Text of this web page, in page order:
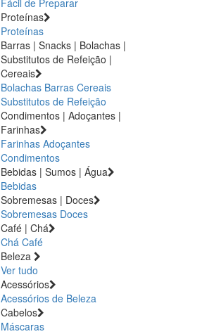
Proteínas
Proteínas
Barras | Snacks | Bolachas |
Substitutos de Refeição |
Cereais
Bolachas Barras Cereais
Substitutos de Refeição
Condimentos | Adoçantes |
Farinhas
Farinhas Adoçantes
Condimentos
Bebidas | Sumos | Água
Bebidas
Sobremesas | Doces
Sobremesas Doces
Café | Chá
Chá Café
Beleza
Ver tudo
Acessórios
Acessórios de Beleza
Cabelos
Máscaras